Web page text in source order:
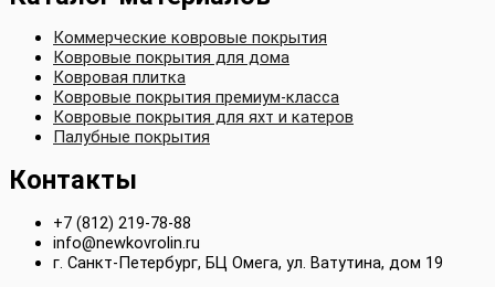
Коммерческие ковровые покрытия
Ковровые покрытия для дома
Ковровая плитка
Ковровые покрытия премиум-класса
Ковровые покрытия для яхт и катеров
Палубные покрытия
Контакты
+7 (812) 219-78-88
info@newkovrolin.ru
г. Санкт-Петербург, БЦ Омега, ул. Ватутина, дом 19